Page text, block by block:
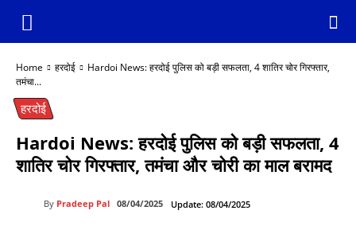
Home हरदोई
Hardoi News: हरदोई पुलिस को बड़ी सफलता, 4 शातिर चोर गिरफ्तार,
तमंचा...
हरदोई
Hardoi News: हरदोई पुलिस को बड़ी सफलता, 4
शातिर चोर गिरफ्तार, तमंचा और चोरी का माल बरामद
By Pradeep Pal 08/04/2025 Update: 08/04/2025